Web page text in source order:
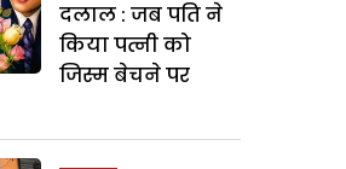
दलाल : जब पति ने
किया पत्नी को
जिस्म बेचने पर